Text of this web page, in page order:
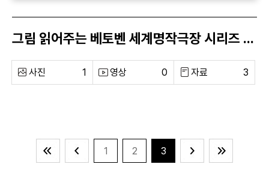
그림 읽어주는 베토벤 세계명작극장 시리즈 <플란다스의 개>
사진 1 영상 0 자료 3
1 2 3